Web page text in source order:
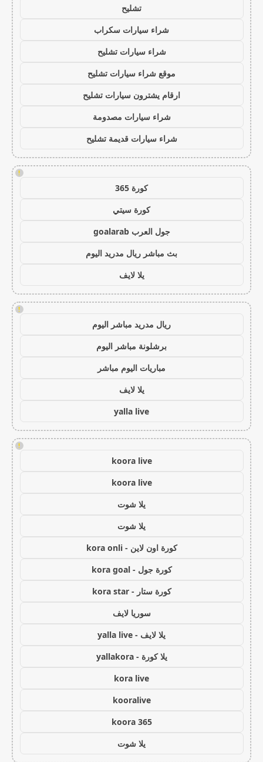
تشليح
شراء سيارات سكراب
شراء سيارات تشليح
موقع شراء سيارات تشليح
ارقام يشترون سيارات تشليح
شراء سيارات مصدومة
شراء سيارات قديمة تشليح
!
كورة 365
كورة سيتي
جول العرب goalarab
بث مباشر ريال مدريد اليوم
يلا لايف
!
ريال مدريد مباشر اليوم
برشلونة مباشر اليوم
مباريات اليوم مباشر
يلا لايف
yalla live
!
koora live
koora live
يلا شوت
يلا شوت
كورة اون لاين - kora onli
كورة جول - kora goal
كورة ستار - kora star
سوريا لايف
يلا لايف - yalla live
يلا كورة - yallakora
kora live
kooralive
koora 365
يلا شوت